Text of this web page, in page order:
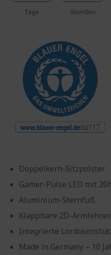
Tage Stunden
Doppelkern-Sitzpolster
Gamer-Pulse LED mit
Aluminium-Sternfuß
Klappbare 2D-
Integrierte
Made in Germany – 10